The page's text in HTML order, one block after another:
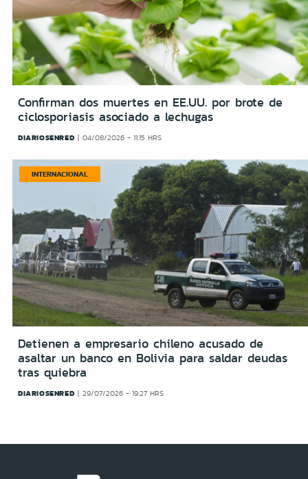
Confirman dos muertes en EE.UU. por brote de
ciclosporiasis asociado a lechugas
DIARIOSENRED 04/08/2026 - 11:15 HRS
INTERNACIONAL
Detienen a empresario chileno acusado de
asaltar un banco en Bolivia para saldar deudas
tras quiebra
DIARIOSENRED 29/07/2026 - 19:27 HRS